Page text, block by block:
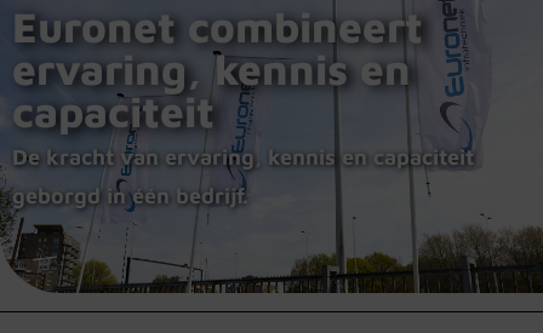
Euronet combineert
ervaring, kennis en
capaciteit
De kracht van ervaring, kennis en capaciteit
geborgd in één bedrijf.